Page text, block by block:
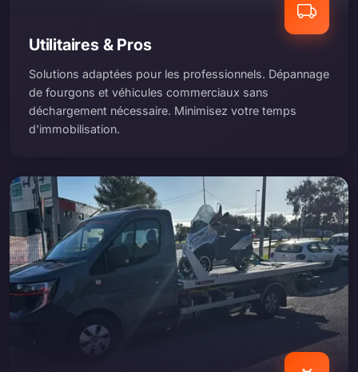
Utilitaires & Pros
Solutions adaptées pour les professionnels. Dépannage
de fourgons et véhicules commerciaux sans
déchargement nécessaire. Minimisez votre temps
d'immobilisation.